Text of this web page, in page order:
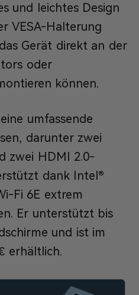
und leichtes Design
VESA-Halterung
Gerät direkt an der
oder
können.
umfassende
darunter zwei
zwei HDMI 2.0-
dank Intel®
Fi 6E extrem
Er unterstützt bis
und ist im
erhältlich.